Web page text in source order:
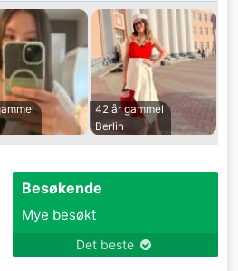
42 år gammel
Berlin
Besøkende
Mye besøkt
Det beste